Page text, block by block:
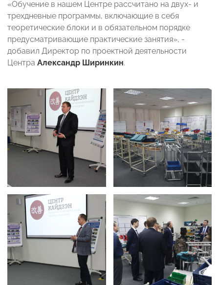
«Обучение в нашем Центре рассчитано на двух- и
трехдневные программы, включающие в себя
теоретические блоки и в обязательном порядке
предусматривающие практические занятия», -
добавил Директор по проектной деятельности
Центра Александр Ширинкин.